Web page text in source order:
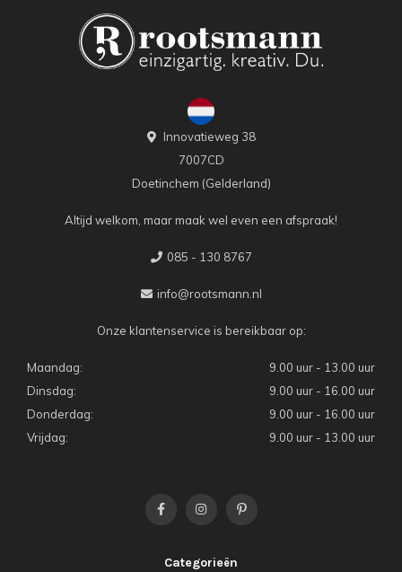
Innovatieweg 38
7007CD
Doetinchem (Gelderland)
Altijd welkom, maar maak wel even een afspraak!
085 - 130 8767
info@rootsmann.nl
Onze klantenservice is bereikbaar op:
Maandag:
9.00 uur - 13.00 uur
Dinsdag:
9.00 uur - 16.00 uur
Donderdag:
9.00 uur - 16.00 uur
Vrijdag:
9.00 uur - 13.00 uur
Categorieën